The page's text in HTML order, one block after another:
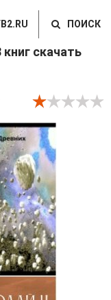
ПОИСК
скачать